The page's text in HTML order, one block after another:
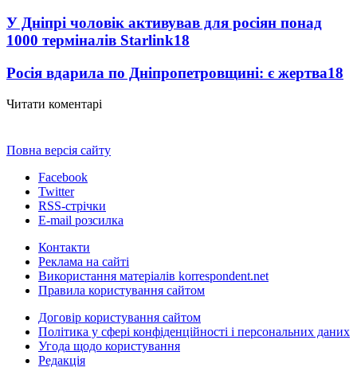
У Дніпрі чоловік активував для росіян понад
1000 терміналів Starlink18
Росія вдарила по Дніпропетровщині: є жертва18
Читати коментарі
Повна версія сайту
Facebook
Twitter
RSS-стрічки
E-mail розсилка
Контакти
Реклама на сайті
Використання матеріалів korrespondent.net
Правила користування сайтом
Договір користування сайтом
Політика у сфері конфіденційності і персональних даних
Угода щодо користування
Редакція